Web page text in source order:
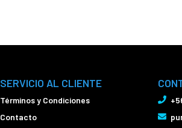
SERVICIO AL CLIENTE
Términos y Condiciones
Contacto